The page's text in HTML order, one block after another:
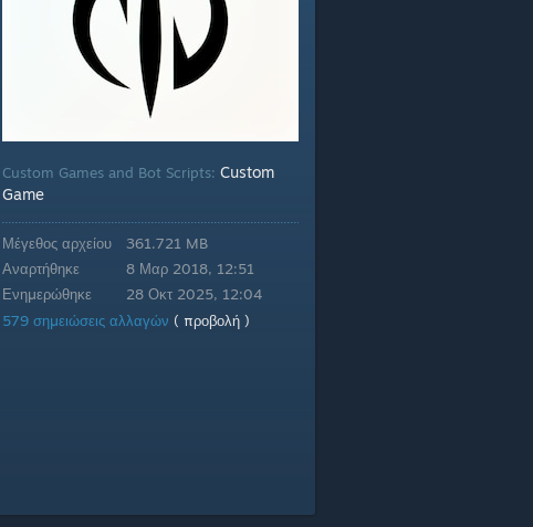
Custom Games and Bot Scripts: Custom
Game
Μέγεθος αρχείου
Αναρτήθηκε
Ενημερώθηκε
361.721 MB
8 Μαρ 2018, 12:51
28 Οκτ 2025, 12:04
579 σημειώσεις αλλαγών ( προβολή )